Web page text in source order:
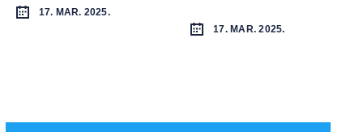
17. MAR. 2025.
17. MAR. 2025.